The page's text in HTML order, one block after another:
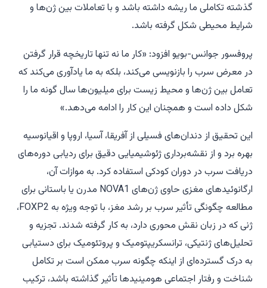
گذشته تکاملی ما ریشه داشته باشد و با تعاملات بین ژن‌ها و
شرایط محیطی شکل گرفته باشد.
پروفسور جوانس-بویو افزود: «کار ما نه تنها تاریخچه قرار گرفتن
در معرض سرب را بازنویسی می‌کند، بلکه به ما یادآوری می‌کند که
تعامل بین ژن‌ها و محیط زیست برای میلیون‌ها سال گونه ما را
شکل داده است و همچنان این کار را ادامه می‌دهد.»
این تحقیق از دندان‌های فسیلی از آفریقا، آسیا، اروپا و اقیانوسیه
بهره برد و از نقشه‌برداری ژئوشیمیایی دقیق برای ردیابی دوره‌های
دریافت سرب در دوران کودکی استفاده کرد. به موازات آن،
ارگانوئیدهای مغزی حاوی ژن‌های NOVA1 مدرن یا باستانی برای
مطالعه چگونگی تأثیر سرب بر رشد مغز، با توجه ویژه به FOXP2،
ژنی که در زبان نقش محوری دارد، به کار گرفته شدند. تجزیه و
تحلیل‌های ژنتیکی، ترانسکریپتومیک و پروتئومیک برای دستیابی
به درک گسترده‌ای از اینکه چگونه سرب ممکن است بر تکامل
شناخت و رفتار اجتماعی هومینیدها تأثیر گذاشته باشد، ترکیب